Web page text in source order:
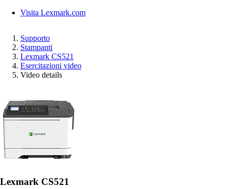
Visita Lexmark.com
Supporto
Stampanti
Lexmark CS521
Esercitazioni video
Video details
Lexmark CS521